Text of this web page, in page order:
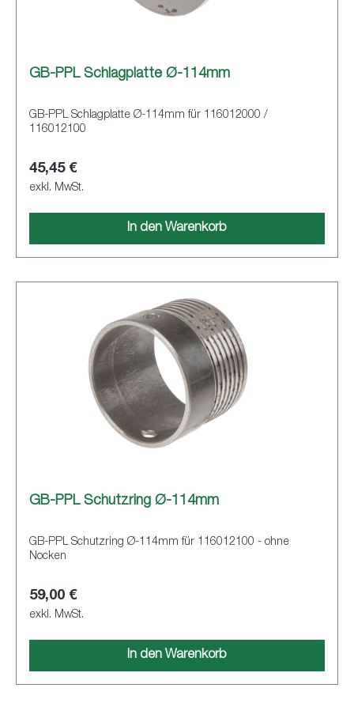
GB-PPL Schlagplatte Ø-114mm
GB-PPL Schlagplatte Ø-114mm für 116012000 /
116012100
45,45 €
exkl. MwSt.
In den Warenkorb
GB-PPL Schutzring Ø-114mm
GB-PPL Schutzring Ø-114mm für 116012100 - ohne
Nocken
59,00 €
exkl. MwSt.
In den Warenkorb